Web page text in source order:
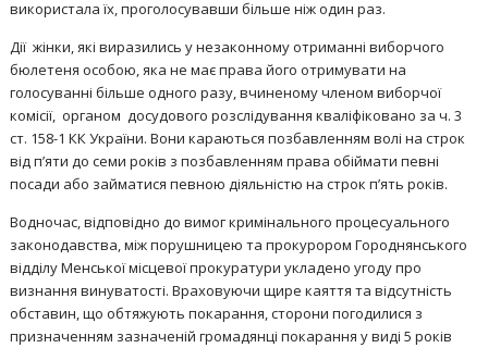
використала їх, проголосувавши більше ніж один раз.
Дії жінки, які виразились у незаконному отриманні виборчого
бюлетеня особою, яка не має права його отримувати на
голосуванні більше одного разу, вчиненому членом виборчої
комісії, органом досудового розслідування кваліфіковано за ч. 3
ст. 158-1 КК України. Вони караються позбавленням волі на строк
від п’яти до семи років з позбавленням права обіймати певні
посади або займатися певною діяльністю на строк п’ять років.
Водночас, відповідно до вимог кримінального процесуального
законодавства, між порушницею та прокурором Городнянського
відділу Менської місцевої прокуратури укладено угоду про
визнання винуватості. Враховуючи щире каяття та відсутність
обставин, що обтяжують покарання, сторони погодилися з
призначенням зазначеній громадянці покарання у виді 5 років